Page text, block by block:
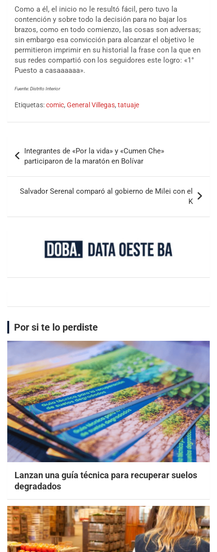
Como a él, el inicio no le resultó fácil, pero tuvo la
contención y sobre todo la decisión para no bajar los
brazos, como en todo comienzo, las cosas son adversas;
sin embargo esa convicción para alcanzar el objetivo le
permitieron imprimir en su historial la frase con la que en
sus redes compartió con los seguidores este logro: «1°
Puesto a casaaaaaa».
Fuente: Distrito Interior
Etiquetas:comic, General Villegas, tatuaje
Integrantes de «Por la vida» y «Cumen Che»
participaron de la maratón en Bolívar
Salvador Serenal comparó al gobierno de Milei con el
K
Por si te lo perdiste
Lanzan una guía técnica para recuperar suelos
degradados